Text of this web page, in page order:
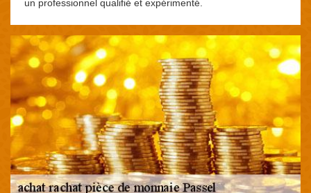
un professionnel qualifié et expérimenté.